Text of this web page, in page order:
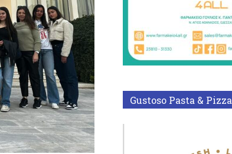
Gustoso Pasta & Pizza